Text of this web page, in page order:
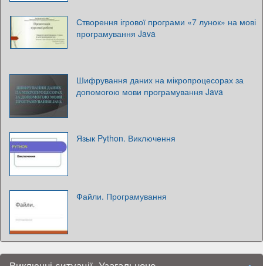
Створення ігрової програми «7 лунок» на мові
програмування Java
Шифрування даних на мікропроцесорах за
допомогою мови програмування Java
Язык Python. Виключення
Файли. Програмування